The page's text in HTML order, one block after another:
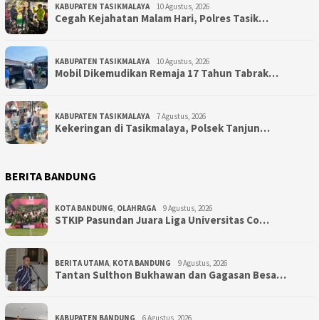
KABUPATEN TASIKMALAYA 10 Agustus, 2026
Cegah Kejahatan Malam Hari, Polres Tasik…
KABUPATEN TASIKMALAYA 10 Agustus, 2026
Mobil Dikemudikan Remaja 17 Tahun Tabrak…
KABUPATEN TASIKMALAYA 7 Agustus, 2026
Kekeringan di Tasikmalaya, Polsek Tanjun…
BERITA BANDUNG
KOTA BANDUNG OLAHRAGA 9 Agustus, 2026
STKIP Pasundan Juara Liga Universitas Co…
BERITA UTAMA KOTA BANDUNG 9 Agustus, 2026
Tantan Sulthon Bukhawan dan Gagasan Besa…
KABUPATEN BANDUNG 6 Agustus, 2026